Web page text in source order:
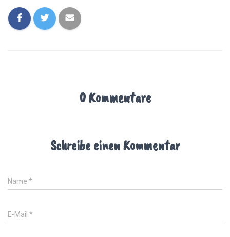
0 Kommentare
Schreibe einen Kommentar
Name *
E-Mail *